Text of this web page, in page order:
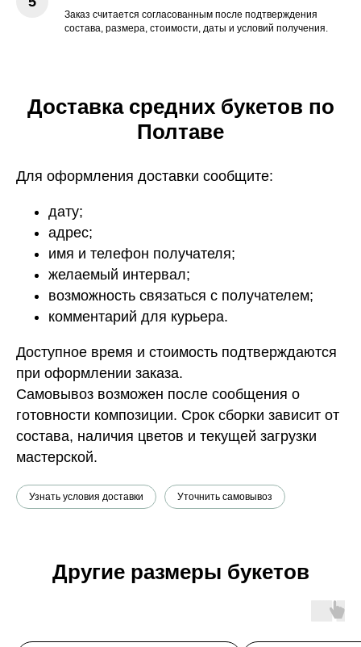
Заказ считается согласованным после подтверждения
состава, размера, стоимости, даты и условий получения.
Доставка средних букетов по
Полтаве
Для оформления доставки сообщите:
дату;
адрес;
имя и телефон получателя;
желаемый интервал;
возможность связаться с получателем;
комментарий для курьера.
Доступное время и стоимость подтверждаются
при оформлении заказа.
Самовывоз возможен после сообщения о
готовности композиции. Срок сборки зависит от
состава, наличия цветов и текущей загрузки
мастерской.
Узнать условия доставки Уточнить самовывоз
Другие размеры букетов